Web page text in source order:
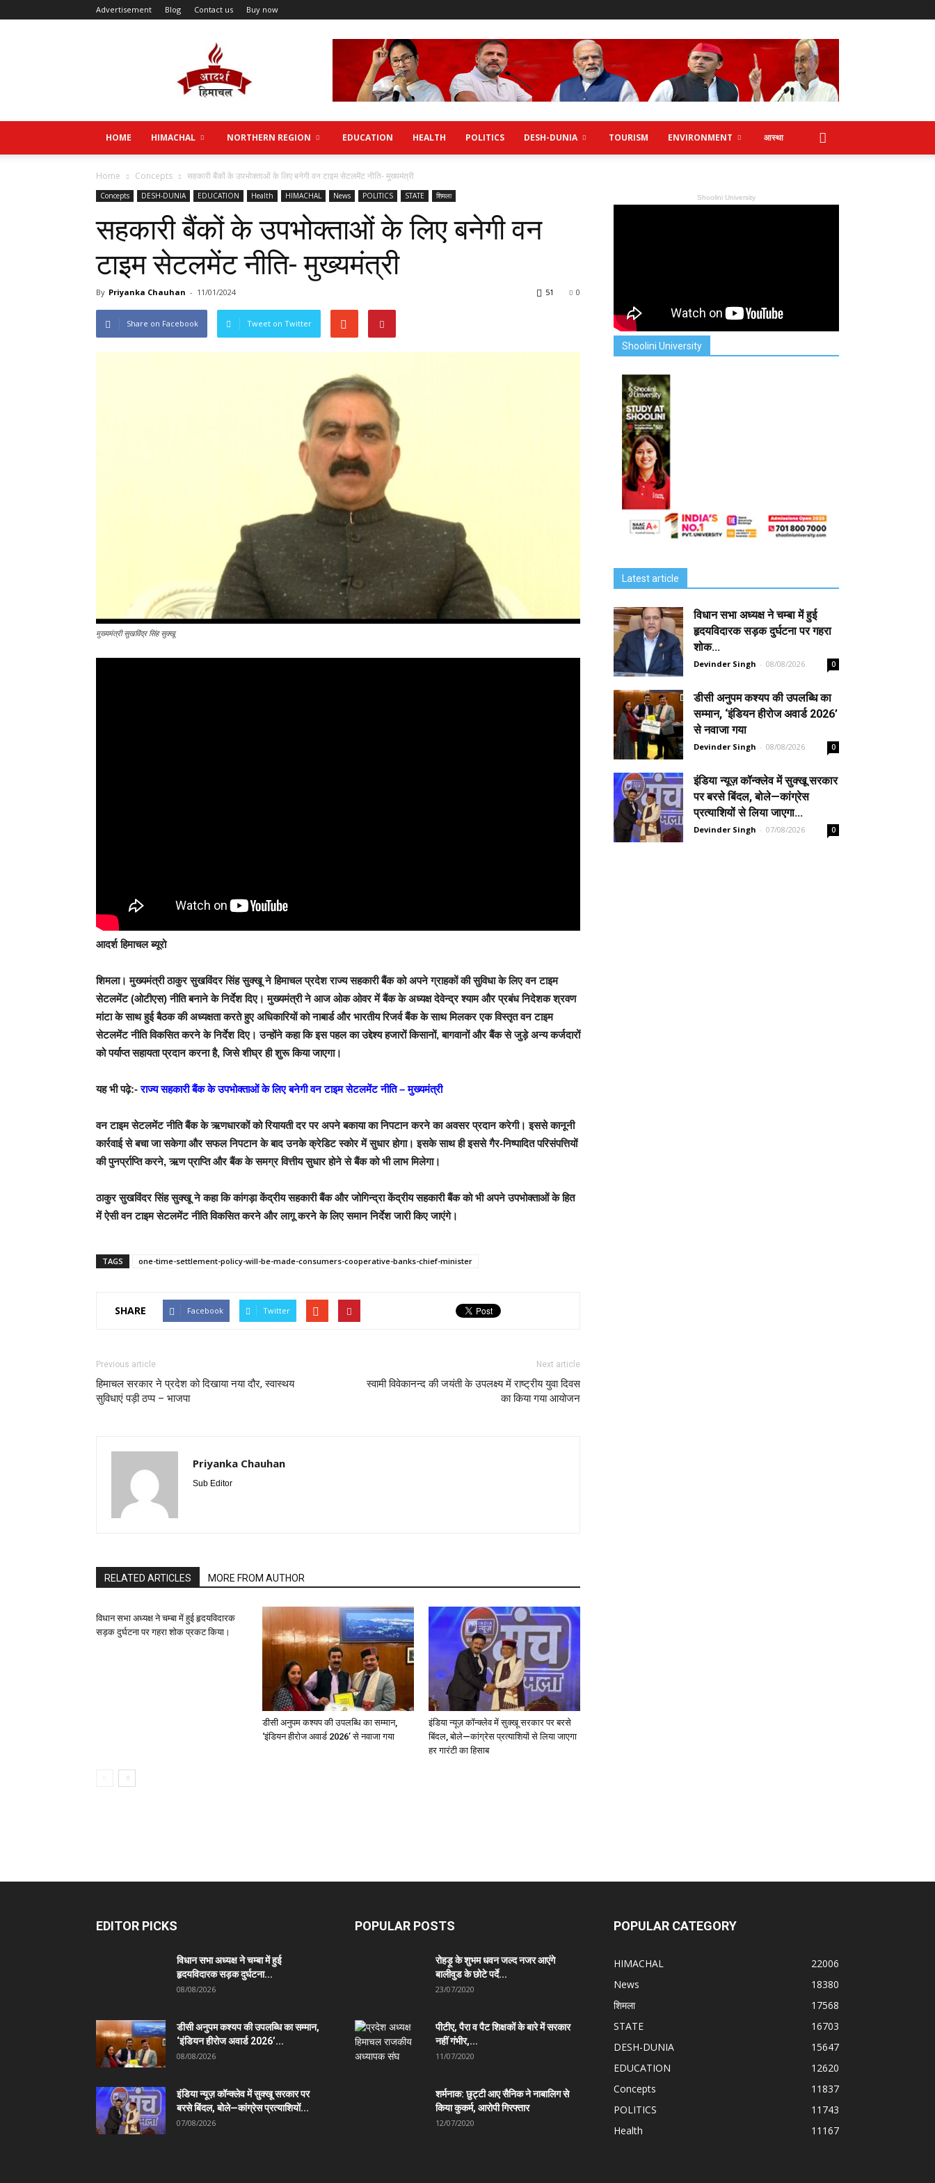
Advertisement Blog Contact us Buy now
HOME HIMACHAL NORTHERN REGION EDUCATION HEALTH POLITICS DESH-DUNIA TOURISM ENVIRONMENT आस्था
Home Concepts सहकारी बैंकों के उपभोक्ताओं के लिए बनेगी वन टाइम सेटलमेंट नीति- मुख्यमंत्री
Concepts DESH-DUNIA EDUCATION Health HIMACHAL News POLITICS STATE शिमला
सहकारी बैंकों के उपभोक्ताओं के लिए बनेगी वन
टाइम सेटलमेंट नीति- मुख्यमंत्री
By Priyanka Chauhan - 11/01/2024 0
51
Share on Facebook Tweet on Twitter
मुख्यमंत्री सुखविंद्र सिंह सुक्खू
आदर्श हिमाचल ब्यूरो
शिमला। मुख्यमंत्री ठाकुर सुखविंदर सिंह सुक्खू ने हिमाचल प्रदेश राज्य सहकारी बैंक को अपने ग्राहकों की सुविधा के लिए वन टाइम
सेटलमेंट (ओटीएस) नीति बनाने के निर्देश दिए। मुख्यमंत्री ने आज ओक ओवर में बैंक के अध्यक्ष देवेन्द्र श्याम और प्रबंध निदेशक श्रवण
मांटा के साथ हुई बैठक की अध्यक्षता करते हुए अधिकारियों को नाबार्ड और भारतीय रिजर्व बैंक के साथ मिलकर एक विस्तृत वन टाइम
सेटलमेंट नीति विकसित करने के निर्देश दिए। उन्होंने कहा कि इस पहल का उद्देश्य हजारों किसानों, बागवानों और बैंक से जुड़े अन्य कर्जदारों
को पर्याप्त सहायता प्रदान करना है, जिसे शीघ्र ही शुरू किया जाएगा।
यह भी पढ़े:-राज्य सहकारी बैंक के उपभोक्ताओं के लिए बनेगी वन टाइम सेटलमेंट नीति – मुख्यमंत्री
वन टाइम सेटलमेंट नीति बैंक के ऋणधारकों को रियायती दर पर अपने बकाया का निपटान करने का अवसर प्रदान करेगी। इससे कानूनी
कार्रवाई से बचा जा सकेगा और सफल निपटान के बाद उनके क्रेडिट स्कोर में सुधार होगा। इसके साथ ही इससे गैर-निष्पादित परिसंपत्तियों
की पुनर्प्राप्ति करने, ऋण प्राप्ति और बैंक के समग्र वित्तीय सुधार होने से बैंक को भी लाभ मिलेगा।
ठाकुर सुखविंदर सिंह सुक्खू ने कहा कि कांगड़ा केंद्रीय सहकारी बैंक और जोगिन्द्रा केंद्रीय सहकारी बैंक को भी अपने उपभोक्ताओं के हित
में ऐसी वन टाइम सेटलमेंट नीति विकसित करने और लागू करने के लिए समान निर्देश जारी किए जाएंगे।
TAGS one-time-settlement-policy-will-be-made-consumers-cooperative-banks-chief-minister
SHARE Facebook Twitter
Previous article
हिमाचल सरकार ने प्रदेश को दिखाया नया दौर, स्वास्थय
सुविधाएं पड़ी ठप्प – भाजपा
Next article
स्वामी विवेकानन्द की जयंती के उपलक्ष्य में राष्ट्रीय युवा दिवस
का किया गया आयोजन
Priyanka Chauhan
Sub Editor
RELATED ARTICLES MORE FROM AUTHOR
विधान सभा अध्यक्ष ने चम्बा में हुई हृदयविदारक
सड़क दुर्घटना पर गहरा शोक प्रकट किया।
डीसी अनुपम कश्यप की उपलब्धि का सम्मान,
‘इंडियन हीरोज अवार्ड 2026’ से नवाजा गया
इंडिया न्यूज़ कॉन्क्लेव में सुक्खू सरकार पर बरसे
बिंदल, बोले—कांग्रेस प्रत्याशियों से लिया जाएगा
हर गारंटी का हिसाब
Shoolini University
Shoolini University
Latest article
विधान सभा अध्यक्ष ने चम्बा में हुई
हृदयविदारक सड़क दुर्घटना पर गहरा
शोक...
Devinder Singh - 08/08/2026 0
डीसी अनुपम कश्यप की उपलब्धि का
सम्मान, ‘इंडियन हीरोज अवार्ड 2026’
से नवाजा गया
Devinder Singh - 08/08/2026 0
इंडिया न्यूज़ कॉन्क्लेव में सुक्खू सरकार
पर बरसे बिंदल, बोले—कांग्रेस
प्रत्याशियों से लिया जाएगा...
Devinder Singh - 07/08/2026 0
EDITOR PICKS
विधान सभा अध्यक्ष ने चम्बा में हुई
हृदयविदारक सड़क दुर्घटना...
08/08/2026
डीसी अनुपम कश्यप की उपलब्धि का सम्मान,
‘इंडियन हीरोज अवार्ड 2026’...
08/08/2026
इंडिया न्यूज़ कॉन्क्लेव में सुक्खू सरकार पर
बरसे बिंदल, बोले—कांग्रेस प्रत्याशियों...
07/08/2026
POPULAR POSTS
रोहड़ू के शुभम धवन जल्द नजर आएंगे
बालीवुड के छोटे पर्दे...
23/07/2020
पीटीए, पैरा व पैट शिक्षकों के बारे में सरकार
नहीं गंभीर,...
11/07/2020
शर्मनाक: छुट्टी आए सैनिक ने नाबालिग से
किया कुकर्म, आरोपी गिरफ्तार
12/07/2020
POPULAR CATEGORY
HIMACHAL
22006
News
18380
शिमला
17568
STATE
16703
DESH-DUNIA
15647
EDUCATION
12620
Concepts
11837
POLITICS
11743
Health
11167